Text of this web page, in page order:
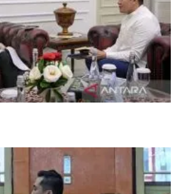
Idul Fitri ke Wapres